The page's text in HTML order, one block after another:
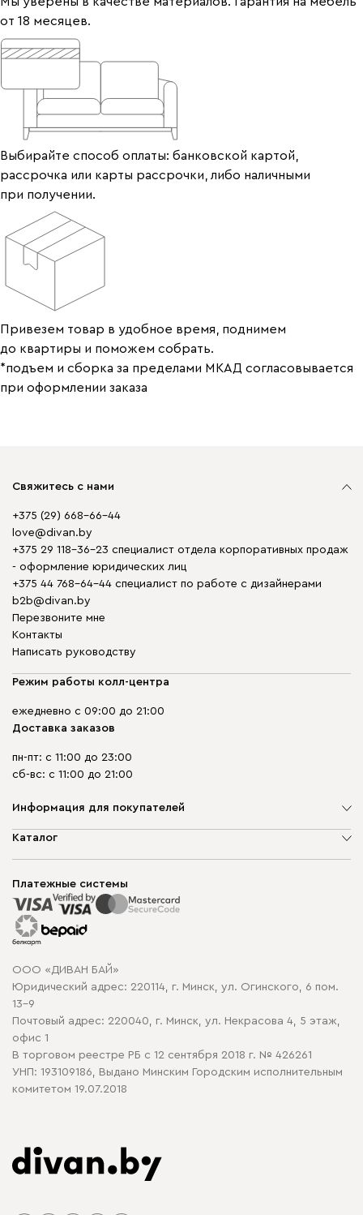
от 18 месяцев.
Выбирайте способ оплаты: банковской картой,
рассрочка или карты рассрочки, либо наличными
при получении.
Привезем товар в удобное время, поднимем
до квартиры и поможем собрать.
*подъем и сборка за пределами МКАД согласовывается
при оформлении заказа
Свяжитесь с нами
+375 (29) 668-66-44
love@divan.by
+375 29 118-36-23 специалист отдела корпоративных продаж
- оформление юридических лиц
+375 44 768-64-44 специалист по работе с дизайнерами
b2b@divan.by
Перезвоните мне
Контакты
Написать руководству
Режим работы колл-центра
ежедневно с 09:00 до 21:00
Доставка заказов
пн-пт: с 11:00 до 23:00
сб-вс: с 11:00 до 21:00
Информация для покупателей
О компании
Способы оплаты
Рассрочка и кредит
Гарантия
Карта сайта
Политика конфиденциальности
Политика в отношении обработки cookie
Каталог
Корпусная мебель
Распродажа мебели
Платежные системы
ООО «ДИВАН БАЙ»
Юридический адрес: 220114, г. Минск, ул. Огинского, 6 пом.
13-9
Почтовый адрес: 220040, г. Минск, ул. Некрасова 4, 5 этаж,
офис 1
В торговом реестре РБ с 12 сентября 2018 г. № 426261
УНП: 193109186, Выдано Минским Городским исполнительным
комитетом 19.07.2018